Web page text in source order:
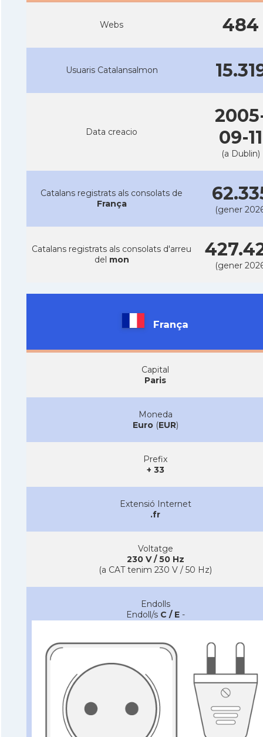
Webs 484
Usuaris Catalansalmon
Data creacio
09-11
(a Dublin)
Catalans registrats als consolats de
França
(gener
Catalans registrats als consolats d'arreu
del mon
(gener
França
Capital
Paris
Moneda
Euro(EUR)
Prefix
+ 33
Extensió Internet
.fr
Voltatge
230 V / 50 Hz
(a CAT tenim 230 V / 50 Hz)
Endolls
Endoll/s C / E-